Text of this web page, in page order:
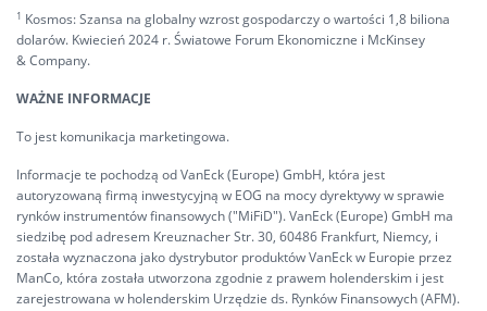
1 Kosmos: Szansa na globalny wzrost gospodarczy o wartości 1,8 biliona
dolarów. Kwiecień 2024 r. Światowe Forum Ekonomiczne i McKinsey
& Company.
WAŻNE INFORMACJE
To jest komunikacja marketingowa.
Informacje te pochodzą od VanEck (Europe) GmbH, która jest
autoryzowaną firmą inwestycyjną w EOG na mocy dyrektywy w sprawie
rynków instrumentów finansowych ("MiFiD"). VanEck (Europe) GmbH ma
siedzibę pod adresem Kreuznacher Str. 30, 60486 Frankfurt, Niemcy, i
została wyznaczona jako dystrybutor produktów VanEck w Europie przez
ManCo, która została utworzona zgodnie z prawem holenderskim i jest
zarejestrowana w holenderskim Urzędzie ds. Rynków Finansowych (AFM).